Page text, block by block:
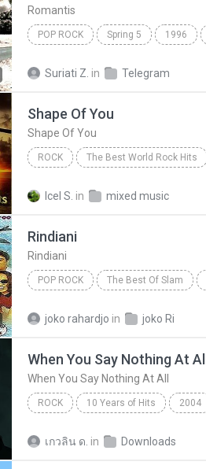
Romantis
POP ROCK Spring 5 1996
Suriati Z. in Telegram
Shape Of You
Shape Of You
ROCK The Best World Rock Hits
Icel S. in mixed music
Rindiani
Rindiani
POP ROCK The Best Of Slam
joko rahardjo in joko Ri
When You Say Nothing At All
When You Say Nothing At All
ROCK 10 Years of Hits 2004
เกวลิน ด. in Downloads